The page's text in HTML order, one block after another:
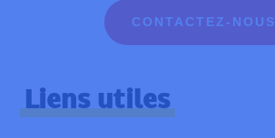
CONTACTEZ-NOUS
Liens utiles